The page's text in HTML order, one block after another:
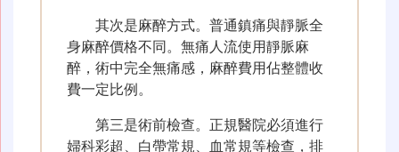
其次是麻醉方式。普通鎮痛與靜脈全
身麻醉價格不同。無痛人流使用靜脈麻
醉，術中完全無痛感，麻醉費用佔整體收
費一定比例。
第三是術前檢查。正規醫院必須進行
婦科彩超、白帶常規、血常規等檢查，排